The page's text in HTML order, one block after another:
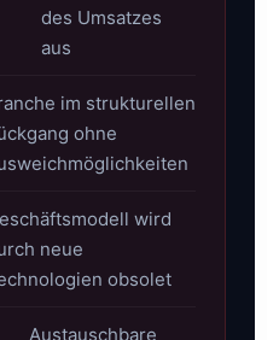
des Umsatzes
aus
im strukturellen
ohne
wird
neue
obsolet
Austauschbare